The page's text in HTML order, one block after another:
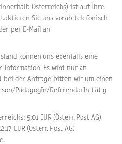
Österreichs) ist auf Ihre
Sie uns vorab telefonisch
per E-Mail an
können uns ebenfalls eine
Information: Es wird nur an
bei der Anfrage bitten wir um einen
PädagogIn/ReferendarIn tätig
5,01 EUR (Österr. Post AG)
EUR (Österr. Post AG)